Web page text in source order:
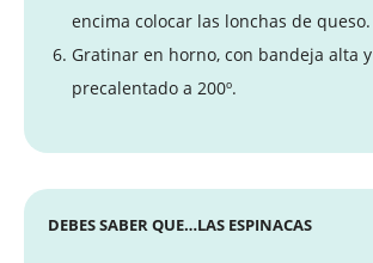
encima colocar las lonchas de queso.
Gratinar en horno, con bandeja alta y
precalentado a 200º.
DEBES SABER QUE…LAS ESPINACAS